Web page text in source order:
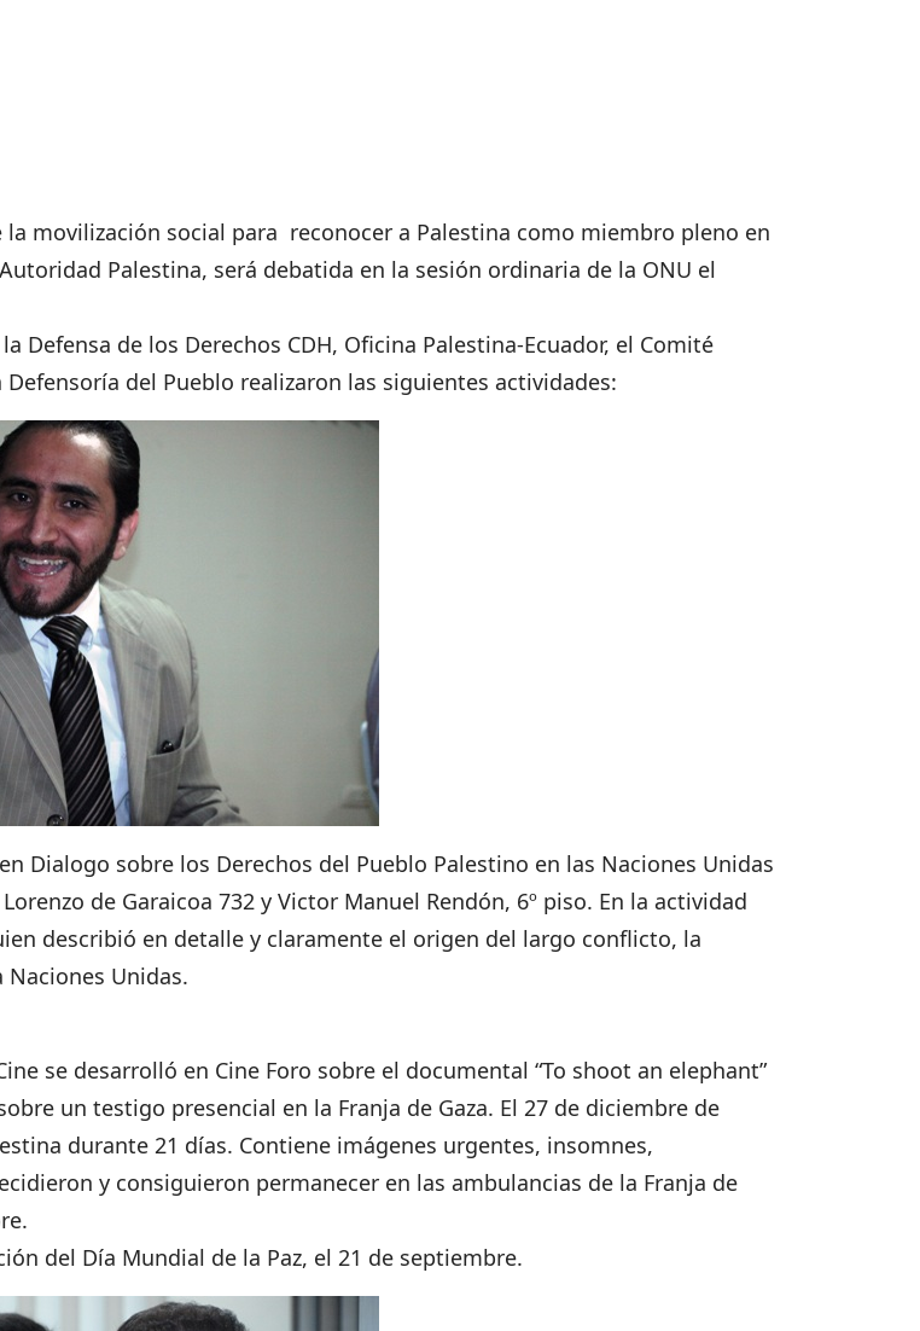
la movilización social para reconocer a Palestina como miembro pleno en
Palestina, será debatida en la sesión ordinaria de la ONU el
Defensa de los Derechos CDH, Oficina Palestina-Ecuador, el Comité
del Pueblo realizaron las siguientes actividades:
Dialogo sobre los Derechos del Pueblo Palestino en las Naciones Unidas
de Garaicoa 732 y Victor Manuel Rendón, 6º piso. En la actividad
describió en detalle y claramente el origen del largo conflicto, la
Unidas.
se desarrolló en Cine Foro sobre el documental “To shoot an elephant”
un testigo presencial en la Franja de Gaza. El 27 de diciembre de
durante 21 días. Contiene imágenes urgentes, insomnes,
y consiguieron permanecer en las ambulancias de la Franja de
del Día Mundial de la Paz, el 21 de septiembre.